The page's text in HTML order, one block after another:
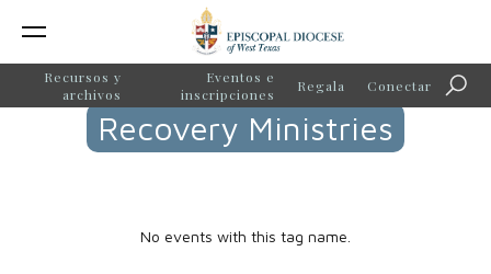
Recursos y
archivos
Eventos e
inscripciones
Regala Conectar
Events with tag
Recovery Ministries
No events with this tag name.